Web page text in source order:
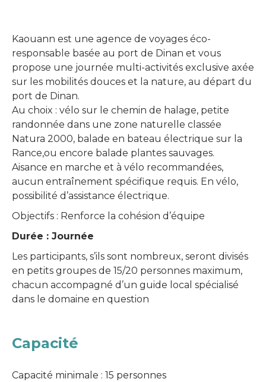
Kaouann est une agence de voyages éco-
responsable basée au port de Dinan et vous
propose une journée multi-activités exclusive axée
sur les mobilités douces et la nature, au départ du
port de Dinan.
Au choix : vélo sur le chemin de halage, petite
randonnée dans une zone naturelle classée
Natura 2000, balade en bateau électrique sur la
Rance,ou encore balade plantes sauvages.
Aisance en marche et à vélo recommandées,
aucun entraînement spécifique requis. En vélo,
possibilité d’assistance électrique.
Objectifs : Renforce la cohésion d’équipe
Durée : Journée
Les participants, s’ils sont nombreux, seront divisés
en petits groupes de 15/20 personnes maximum,
chacun accompagné d’un guide local spécialisé
dans le domaine en question
Capacité
Capacité minimale : 15 personnes